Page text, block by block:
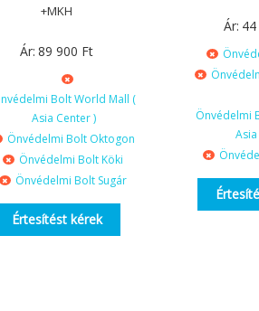
+MKH
Ár: 89 900 Ft
Bolt World Mall (
Asia Center )
Önvédelmi Bolt Oktogon
Önvédelmi Bolt Köki
Önvédelmi Bolt Sugár
Értesítést kérek
Ár:
Önvédelmi